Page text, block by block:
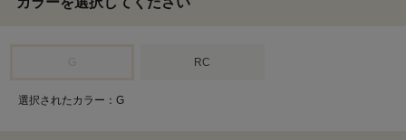
RC
選択されたカラー：G